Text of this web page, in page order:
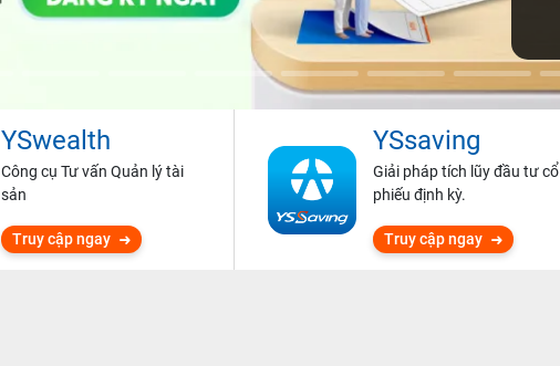
YSwealth
Công cụ Tư vấn Quản lý tài
sản
Truy cập ngay
YSsaving
Giải pháp tích lũy đầu tư cổ
phiếu định kỳ.
Truy cập ngay